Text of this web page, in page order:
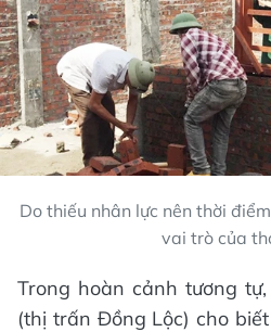
Do thiếu nhân lực nên thời
vai trò của
Trong hoàn cảnh tương
(thị trấn Đồng Lộc) cho